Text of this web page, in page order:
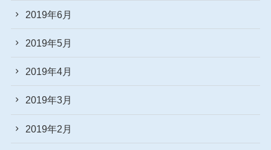
2019年6月
2019年5月
2019年4月
2019年3月
2019年2月